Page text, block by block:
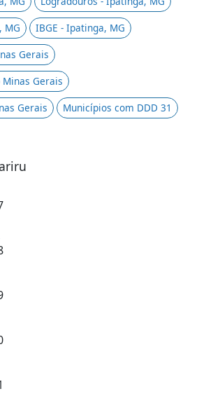
MG
IBGE - Ipatinga, MG
Gerais
Gerais
Gerais
Municípios com DDD 31